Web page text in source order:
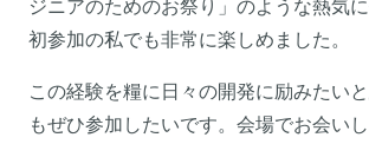
ジニアのためのお祭り」のような熱気に
初参加の私でも非常に楽しめました。
この経験を糧に日々の開発に励みたい
もぜひ参加したいです。会場でお会いし